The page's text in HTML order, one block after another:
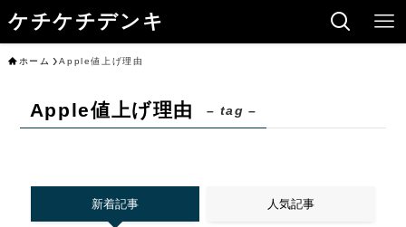
ケチケチデンキ
ホーム Apple値上げ理由
Apple値上げ理由 – tag –
新着記事 人気記事